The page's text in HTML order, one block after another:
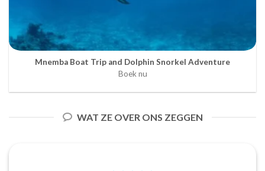
Mnemba Boat Trip and Dolphin Snorkel Adventure
Boek nu
WAT ZE OVER ONS ZEGGEN